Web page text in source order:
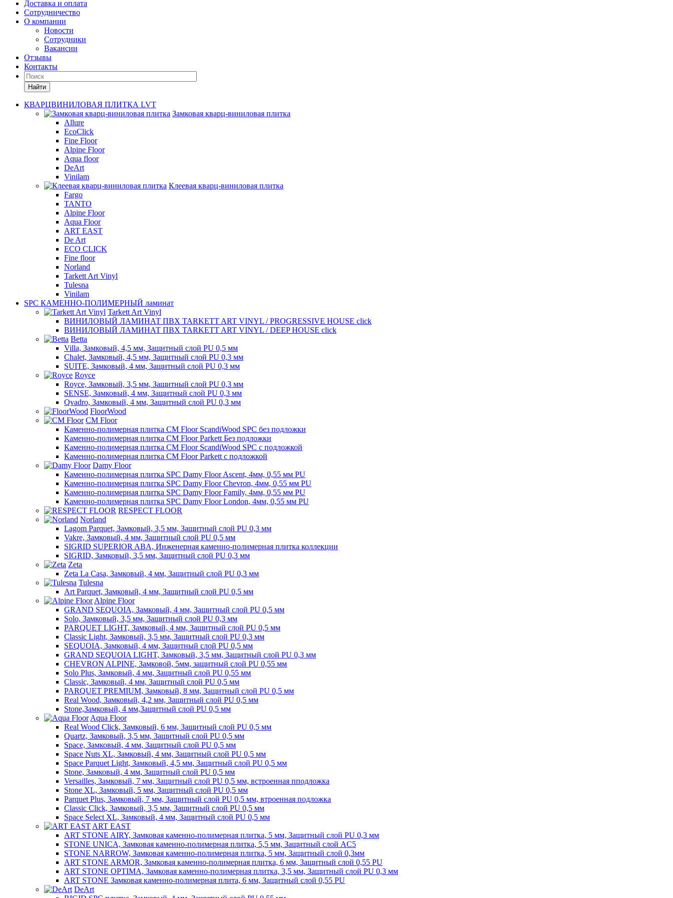
Доставка и оплата
Сотрудничество
О компании
Новости
Сотрудники
Вакансии
Отзывы
Контакты
Найти
КВАРЦВИНИЛОВАЯ ПЛИТКА LVT
Замковая кварц-виниловая плитка
Allure
EcoClick
Fine Floor
Alpine Floor
Aqua floor
DeArt
Vinilam
Клеевая кварц-виниловая плитка
Fargo
TANTO
Alpine Floor
Aqua Floor
ART EAST
De Art
ECO CLICK
Fine floor
Norland
Tarkett Art Vinyl
Tulesna
Vinilam
SPC КАМЕННО-ПОЛИМЕРНЫЙ ламинат
Tarkett Art Vinyl
ВИНИЛОВЫЙ ЛАМИНАТ ПВХ TARKETT ART VINYL / PROGRESSIVE HOUSE click
ВИНИЛОВЫЙ ЛАМИНАТ ПВХ TARKETT ART VINYL / DEEP HOUSE click
Betta
Villa, Замковый, 4,5 мм, Защитный слой PU 0,5 мм
Chalet, Замковый, 4,5 мм, Защитный слой PU 0,3 мм
SUITE, Замковый, 4 мм, Защитный слой PU 0,3 мм
Royce
Royce, Замковый, 3,5 мм, Защитный слой PU 0,3 мм
SENSE, Замковый, 4 мм, Защитный слой PU 0,3 мм
Qvadro, Замковый, 4 мм, Защитный слой PU 0,3 мм
FloorWood
CM Floor
Каменно-полимерная плитка CM Floor ScandiWood SPC без подложки
Каменно-полимерная плитка CM Floor Parkett Без подложки
Каменно-полимерная плитка CM Floor ScandiWood SPC с подложкой
Каменно-полимерная плитка CM Floor Parkett с подложкой
Damy Floor
Каменно-полимерная плитка SPC Damy Floor Ascent, 4мм, 0,55 мм PU
Каменно-полимерная плитка SPC Damy Floor Chevron, 4мм, 0,55 мм PU
Каменно-полимерная плитка SPC Damy Floor Family, 4мм, 0,55 мм PU
Каменно-полимерная плитка SPC Damy Floor London, 4мм, 0,55 мм PU
RESPECT FLOOR
Norland
Lagom Parquet, Замковый, 3,5 мм, Защитный слой PU 0,3 мм
Vakre, Замковый, 4 мм, Защитный слой PU 0,5 мм
SIGRID SUPERIOR ABA, Инженерная каменно-полимерная плитка коллекции
SIGRID, Замковый, 3,5 мм, Защитный слой PU 0,3 мм
Zeta
Zeta La Casa, Замковый, 4 мм, Защитный слой PU 0,3 мм
Tulesna
Art Parquet, Замковый, 4 мм, Защитный слой PU 0,5 мм
Alpine Floor
GRAND SEQUOIA, Замковый, 4 мм, Защитный слой PU 0,5 мм
Solo, Замковый, 3,5 мм, Защитный слой PU 0,3 мм
PARQUET LIGHT, Замковый, 4 мм, Защитный слой PU 0,5 мм
Classic Light, Замковый, 3,5 мм, Защитный слой PU 0,3 мм
SEQUOIA, Замковый, 4 мм, Защитный слой PU 0,5 мм
GRAND SEQUOIA LIGHT, Замковый, 3,5 мм, Защитный слой PU 0,3 мм
CHEVRON ALPINE, Замковой, 5мм, защитный слой PU 0,55 мм
Solo Plus, Замковый, 4 мм, Защитный слой PU 0,55 мм
Classic, Замковый, 4 мм, Защитный слой PU 0,5 мм
PARQUET PREMIUM, Замковый, 8 мм, Защитный слой PU 0,5 мм
Real Wood, Замковый, 4,2 мм, Защитный слой PU 0,5 мм
Stone,Замковый, 4 мм,Защитный слой PU 0,5 мм
Aqua Floor
Real Wood Click, Замковый, 6 мм, Защитный слой PU 0,5 мм
Quartz, Замковый, 3,5 мм, Защитный слой PU 0,5 мм
Space, Замковый, 4 мм, Защитный слой PU 0,5 мм
Space Nuts XL, Замковый, 4 мм, Защитный слой PU 0,5 мм
Space Parquet Light, Замковый, 4,5 мм, Защитный слой PU 0,5 мм
Stone, Замковый, 4 мм, Защитный слой PU 0,5 мм
Versailles, Замковый, 7 мм, Защитный слой PU 0,5 мм, встроенная пподложка
Stone XL, Замковый, 5 мм, Защитный слой PU 0,5 мм
Parquet Plus, Замковый, 7 мм, Защитный слой PU 0,5 мм, втроенная подложка
Classic Click, Замковый, 3,5 мм, Защитный слой PU 0,5 мм
Space Select XL, Замковый, 4 мм, Защитный слой PU 0,5 мм
ART EAST
ART STONE AIRY, Замковая каменно-полимерная плитка, 5 мм, Защитный слой PU 0,3 мм
STONE UNICA, Замковая каменно-полимерная плитка, 5,5 мм, Защитный слой AC5
STONE NARROW, Замковая каменно-полимерная плитка, 5 мм, Защитный слой 0,3мм
ART STONE ARMOR, Замковая каменно-полимерная плитка, 6 мм, Защитный слой 0,55 PU
ART STONE OPTIMA, Замковая каменно-полимерная плитка, 3,5 мм, Защитный слой PU 0,3 мм
ART STONE Замковая каменно-полимерная плита, 6 мм, Защитный слой 0,55 PU
DeArt